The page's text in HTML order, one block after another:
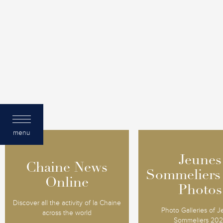
menu
Chaine News
Online
Discover all the activity of la Chaine
across the world
Chaine News
Online
Jeunes
Sommeliers
Photos
Photo Galleries of
Sommeliers
Jeunes
Sommeliers
Photos